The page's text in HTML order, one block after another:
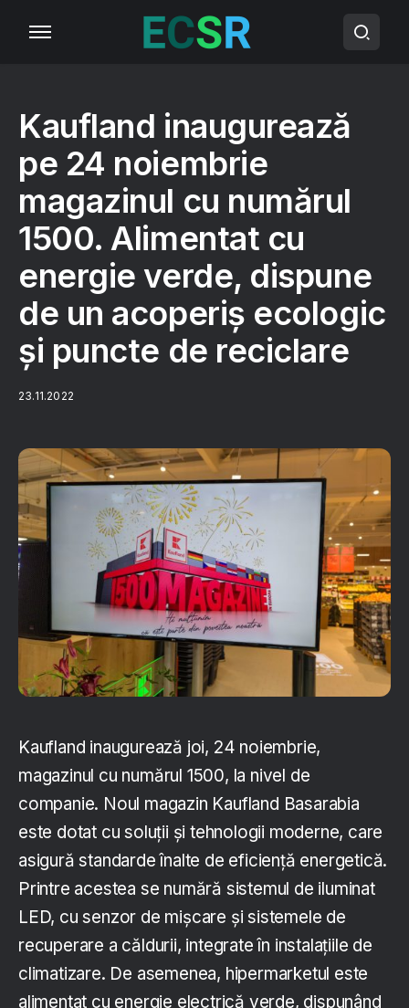
Kaufland inaugurează
pe 24 noiembrie
magazinul cu numărul
1500. Alimentat cu
energie verde, dispune
de un acoperiș ecologic
și puncte de reciclare
23.11.2022
Kaufland inaugurează joi, 24 noiembrie,
magazinul cu numărul 1500, la nivel de
companie. Noul magazin Kaufland Basarabia
este dotat cu soluții și tehnologii moderne, care
asigură standarde înalte de eficiență energetică.
Printre acestea se numără sistemul de iluminat
LED, cu senzor de mișcare și sistemele de
recuperare a căldurii, integrate în instalațiile de
climatizare. De asemenea, hipermarketul este
alimentat cu energie electrică verde, dispunând